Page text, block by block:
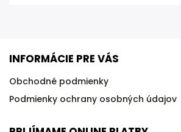
INFORMÁCIE PRE VÁS
Obchodné podmienky
Podmienky ochrany osobných údajov